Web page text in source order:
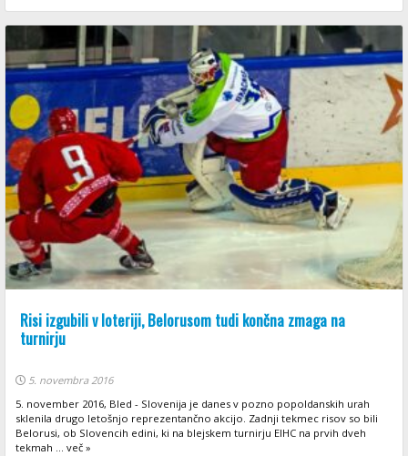
Risi izgubili v loteriji, Belorusom tudi končna zmaga na
turnirju
5. novembra 2016
5. november 2016, Bled - Slovenija je danes v pozno popoldanskih urah
sklenila drugo letošnjo reprezentančno akcijo. Zadnji tekmec risov so bili
Belorusi, ob Slovencih edini, ki na blejskem turnirju EIHC na prvih dveh
tekmah ... več »